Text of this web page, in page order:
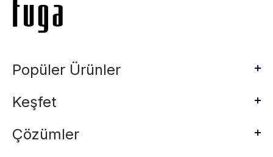
Popüler Ürünler
Keşfet
Çözümler